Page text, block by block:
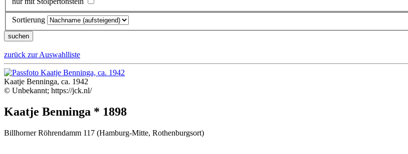
Sortierung
zurück zur Auswahlliste
Kaatje Benninga, ca. 1942
© Unbekannt; https://jck.nl/
Kaatje Benninga * 1898
Billhorner Röhrendamm 117 (Hamburg-Mitte, Rothenburgsort)